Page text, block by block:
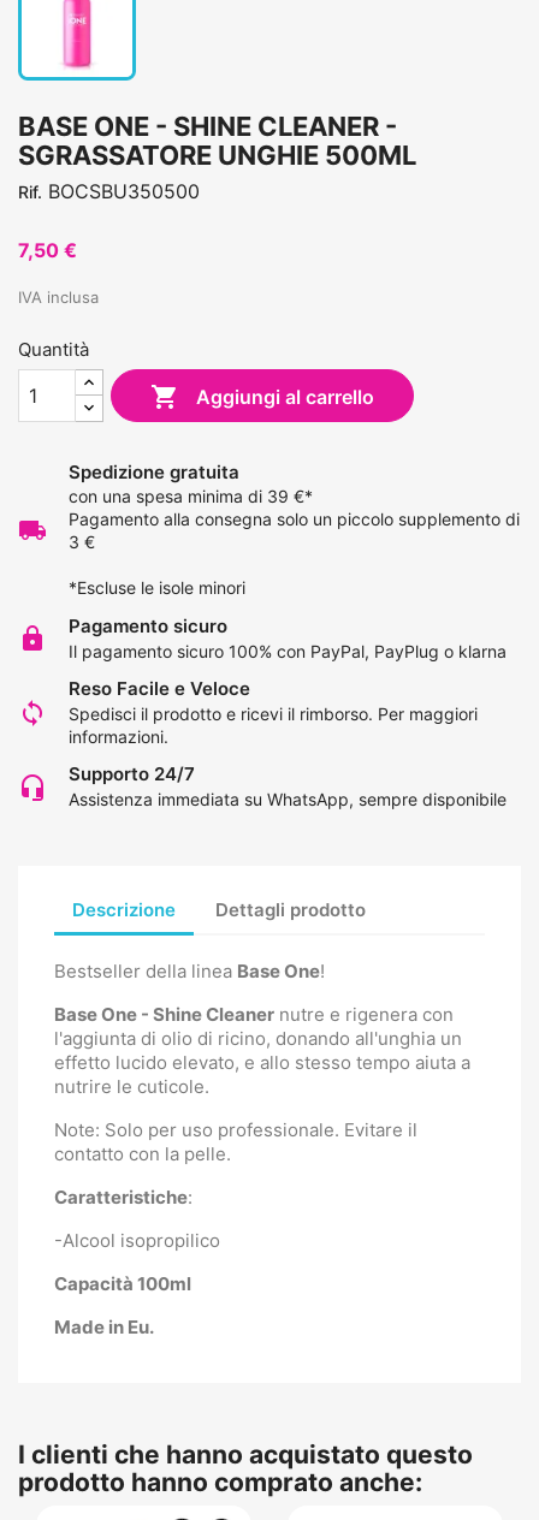
BASE ONE - SHINE CLEANER -
SGRASSATORE UNGHIE 500ML
Rif. BOCSBU350500
7,50 €
IVA inclusa
Quantità
 Aggiungi al carrello
local_shipping
Spedizione gratuita
con una spesa minima di 39 €*
Pagamento alla consegna solo un piccolo supplemento di
3 €
*Escluse le isole minori
lock Pagamento sicuro
Il pagamento sicuro 100% con PayPal, PayPlug o klarna
loop
Reso Facile e Veloce
Spedisci il prodotto e ricevi il rimborso. Per maggiori
informazioni.
headset_mic Supporto 24/7
Assistenza immediata su WhatsApp, sempre disponibile
Descrizione Dettagli prodotto
Bestseller della linea Base One!
Base One - Shine Cleaner nutre e rigenera con
l'aggiunta di olio di ricino, donando all'unghia un
effetto lucido elevato, e allo stesso tempo aiuta a
nutrire le cuticole.
Note: Solo per uso professionale. Evitare il
contatto con la pelle.
Caratteristiche:
-Alcool isopropilico
Capacità 100ml
Made in Eu.
I clienti che hanno acquistato questo
prodotto hanno comprato anche: